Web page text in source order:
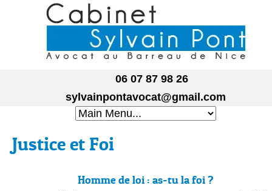
06 07 87 98 26
sylvainpontavocat@gmail.com
Justice et Foi
Homme de loi : as-tu la foi ?